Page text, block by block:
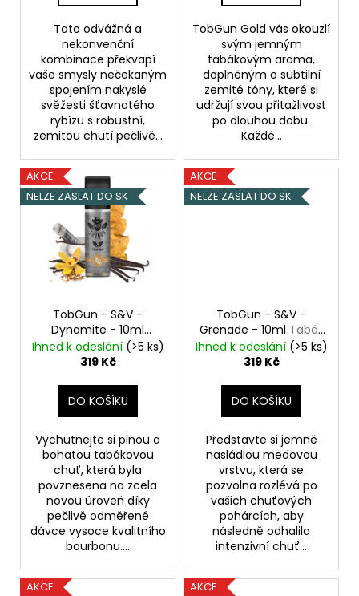
Tato odvážná a
nekonvenční
kombinace překvapí
vaše smysly nečekaným
spojením nakyslé
svěžesti šťavnatého
rybízu s robustní,
zemitou chutí pečlivě...
TobGun Gold vás okouzlí
svým jemným
tabákovým aroma,
doplněným o subtilní
zemité tóny, které si
udržují svou přitažlivost
po dlouhou dobu.
Každé...
AKCE
NELZE ZASLAT DO SK
TobGun - S&V -
Dynamite - 10ml
Tabák & Vanilka s
Bourbonem
Ihned k odeslání (>5 ks)
319 Kč
DO KOŠÍKU
Vychutnejte si plnou a
bohatou tabákovou
chuť, která byla
povznesena na zcela
novou úroveň díky
pečlivě odměřené
dávce vysoce kvalitního
bourbonu....
AKCE
NELZE ZASLAT DO SK
TobGun - S&V -
Grenade - 10ml Tabák
& Med
Ihned k odeslání (>5 ks)
319 Kč
DO KOŠÍKU
Představte si jemně
nasládlou medovou
vrstvu, která se
pozvolna rozlévá po
vašich chuťových
pohárcích, aby
následně odhalila
intenzivní chuť...
AKCE
AKCE